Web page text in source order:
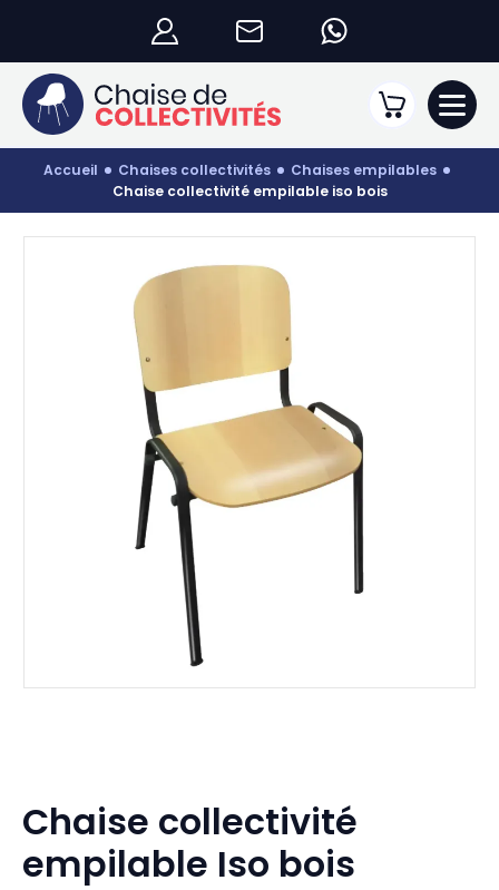
accueil chaises collectivités
chaises empilables
chaise collectivité empilable iso bois
Chaise collectivité
empilable Iso bois